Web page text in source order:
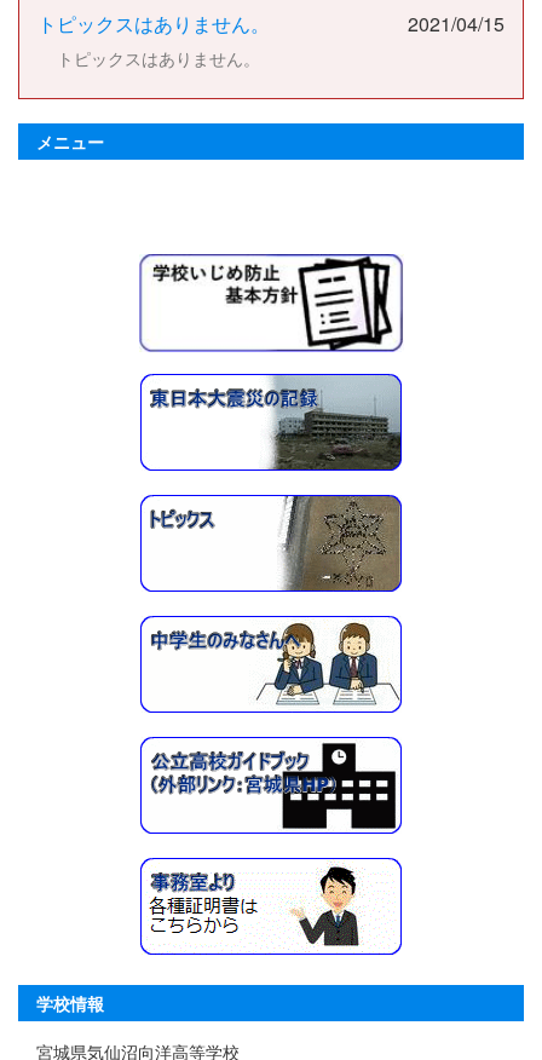
トピックスはありません。 2021/04/15
トピックスはありません。
メニュー
学校情報
宮城県気仙沼向洋高等学校